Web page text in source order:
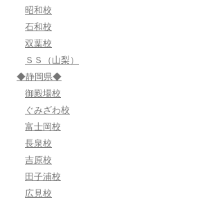
昭和校
石和校
双葉校
ＳＳ（山梨）
◆静岡県◆
御殿場校
ぐみざわ校
富士岡校
長泉校
吉原校
田子浦校
広見校